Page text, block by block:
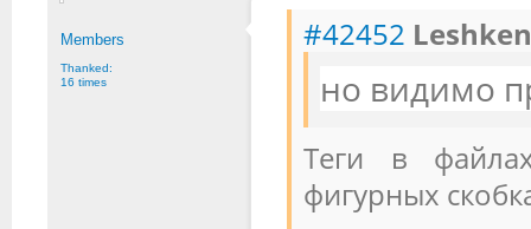
Members
Thanked:
16 times
#42452
но видимо
Теги в
фигурных